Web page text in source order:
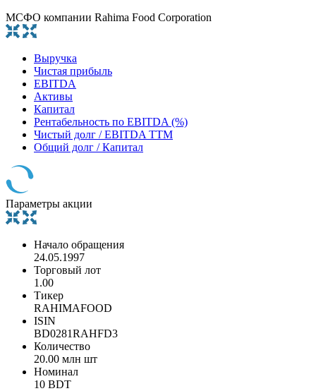
МСФО компании Rahima Food Corporation
Выручка
Чистая прибыль
EBITDA
Активы
Капитал
Рентабельность по EBITDA (%)
Чистый долг / EBITDA TTM
Общий долг / Капитал
Параметры акции
Начало обращения
24.05.1997
Торговый лот
1.00
Тикер
RAHIMAFOOD
ISIN
BD0281RAHFD3
Количество
20.00 млн шт
Номинал
10 BDT